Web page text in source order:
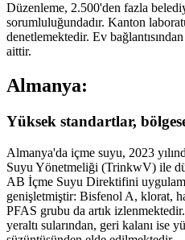
Düzenleme, 2.500'den fazla
sorumluluğundadır. Kanton
denetlemektedir. Ev
aittir.
Almanya:
Yüksek standartlar,
Almanya'da içme suyu, 2023
Suyu Yönetmeliği (TrinkwV) ile
AB İçme Suyu Direktifini
genişletmiştir: Bisfenol A, klorat,
PFAS grubu da artık
yeraltı sularından, geri kalanı ise